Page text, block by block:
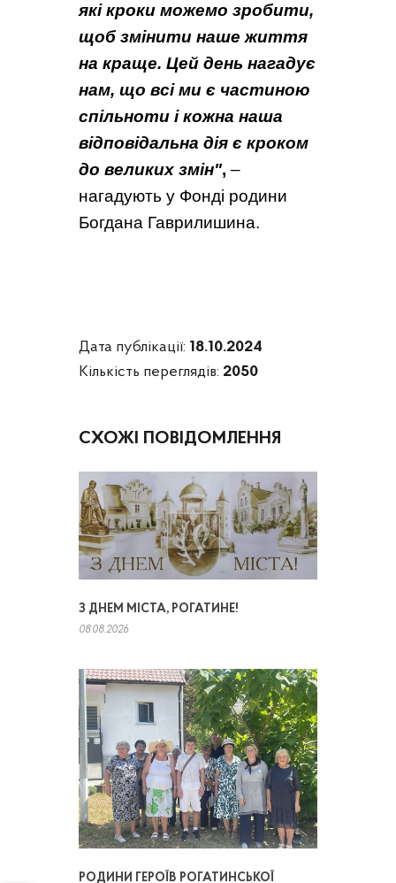
які кроки можемо зробити,
щоб змінити наше життя
на краще. Цей день нагадує
нам, що всі ми є частиною
спільноти і кожна наша
відповідальна дія є кроком
до великих змін", –
нагадують у Фонді родини
Богдана Гаврилишина.
Дата публікації: 18.10.2024
Кількість переглядів: 2050
СХОЖІ ПОВІДОМЛЕННЯ
З ДНЕМ МІСТА, РОГАТИНЕ!
08.08.2026
РОДИНИ ГЕРОЇВ РОГАТИНСЬКОЇ